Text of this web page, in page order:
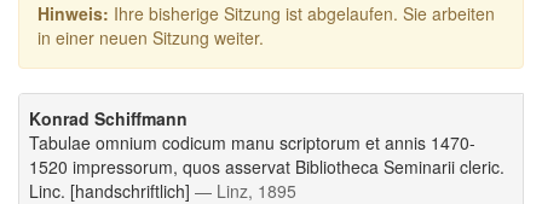
Hinweis: Ihre bisherige Sitzung ist abgelaufen. Sie arbeiten
in einer neuen Sitzung weiter.
Konrad Schiffmann
Tabulae omnium codicum manu scriptorum et annis 1470-
1520 impressorum, quos asservat Bibliotheca Seminarii cleric.
Linc. [handschriftlich] — Linz, 1895